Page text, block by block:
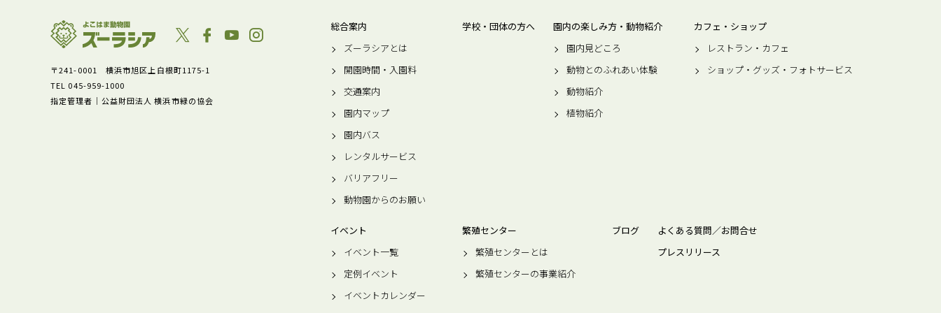
〒241-0001 横浜市旭区上白根町1175-1
TEL 045-959-1000
指定管理者｜公益財団法人 横浜市緑の協会
総合案内
ズーラシアとは
開園時間・入園料
交通案内
園内マップ
園内バス
レンタルサービス
バリアフリー
動物園からのお願い
学校・団体の方へ
園内の楽しみ方・動物紹介
園内見どころ
動物とのふれあい体験
動物紹介
植物紹介
カフェ・ショップ
レストラン・カフェ
ショップ・グッズ・フォトサービス
イベント
イベント一覧
定例イベント
イベントカレンダー
繁殖センター
繁殖センターとは
繁殖センターの事業紹介
ブログ
よくある質問／お問合せ
プレスリリース